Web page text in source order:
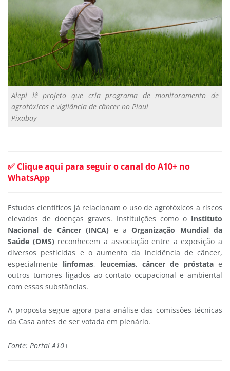
Alepi lê projeto que cria programa de monitoramento de
agrotóxicos e vigilância de câncer no Piauí
Pixabay
✅ Clique aqui para seguir o canal do A10+ no
WhatsApp
Estudos científicos já relacionam o uso de agrotóxicos a riscos
elevados de doenças graves. Instituições como o Instituto
Nacional de Câncer (INCA) e aOrganização Mundial da
Saúde (OMS)reconhecem a associação entre a exposição a
diversos pesticidas e o aumento da incidência de câncer,
especialmente linfomas, leucemias, câncer de próstata e
outros tumores ligados ao contato ocupacional e ambiental
com essas substâncias.
A proposta segue agora para análise das comissões técnicas
da Casa antes de ser votada em plenário.
Fonte: Portal A10+